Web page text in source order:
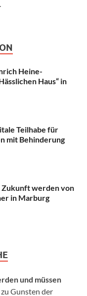
Heine-
Haus“ in
Teilhabe für
mit Behinderung
Zukunft werden von
in Marburg
und müssen
Gunsten der